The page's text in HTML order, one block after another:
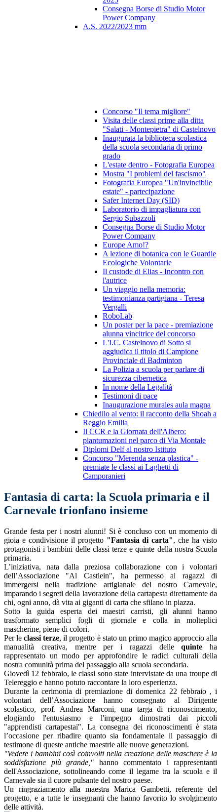
Consegna Borse di Studio Motor
Power Company
A.S. 2022/2023 mm
Concorso "Il tema migliore"
Visita delle classi prime alla ditta
"Salati - Montepietra" di Castelnovo
Inaugurata la biblioteca scolastica
della scuola secondaria di primo
grado
L'estate dentro - Fotografia Europea
Mostra "I problemi del fascismo"
Fotografia Europea "Un'invincibile
estate" - partecipazione
Safer Internet Day (SID)
Laboratorio di impagliatura con
Sergio Subazzoli
Consegna Borse di Studio Motor
Power Company
Europe Amo!?
A lezione di botanica con le Guardie
Ecologiche Volontarie
Il custode di Elias - Incontro con
l'autrice
Un viaggio nella memoria:
testimonianza partigiana - Teresa
Vergalli
RoboLab
Un poster per la pace - premiazione
alunna vincitrice del concorso
L'I.C. Castelnovo di Sotto si
aggiudica il titolo di Campione
Provinciale di Badminton
La Polizia a scuola per parlare di
sicurezza cibernetica
In nome della Legalità
Testimoni di pace
Inaugurazione murales aula magna
Chiedilo al vento: il racconto della Shoah a
Reggio Emilia
Il CCR e la Giornata dell'Albero:
piantumazioni nel parco di Via Montale
Diplomi Delf al nostro Istituto
Concorso "Merenda senza plastica" -
premiate le classi ai Laghetti di
Camporanieri
Fantasia di carta: la Scuola primaria e il
Carnevale trionfano insieme
Grande festa per i nostri alunni! Si è concluso con un momento di
gioia e condivisione il progetto "Fantasia di carta", che ha visto
protagonisti i bambini delle classi terze e quinte della nostra Scuola
primaria.
L’iniziativa, nata dalla preziosa collaborazione con i volontari
dell’Associazione "Al Castlein", ha permesso ai ragazzi di
immergersi nella tradizione artigianale del nostro
Carnevale,
imparando i segreti della lavorazione della cartapesta direttamente da
chi, ogni anno, dà vita ai giganti di carta che sfilano in piazza.
Sotto la guida esperta dei maestri carristi, gli alunni hanno
trasformato semplici fogli di giornale e colla in molteplici
mascherine, piene di colori.
Per le classi terze, il progetto è stato un primo magico approccio alla
manualità creativa, mentre per i ragazzi delle
quinte
ha
rappresentato un modo per approfondire le radici culturali della
nostra comunità prima del passaggio alla scuola secondaria.
Giovedì 12 febbraio, le classi sono state intervistate da una troupe di
Telereggio e hanno potuto raccontare la loro esperienza.
Durante la cerimonia di premiazione di domenica 22 febbraio , i
volontari dell’Associazione hanno consegnato al Dirigente
scolastico, prof. Andrea Marconi, una targa di riconoscimento,
elogiando l'entusiasmo e l'impegno dimostrati dai piccoli
"apprendisti cartapestai". La consegna dei riconoscimenti è stata
l’occasione per ribadire quanto sia fondamentale il passaggio di
testimone di queste antiche maestrie alle nuove generazioni.
"Vedere i bambini così coinvolti nella creazione delle maschere è la
soddisfazione più grande,"
hanno commentato i rappresentanti
dell'Associazione, sottolineando come il legame tra la scuola e il
Carnevale sia il cuore pulsante del nostro paese.
Un ringraziamento alla maestra Marica Gambetti, referente del
progetto, e a tutte le insegnanti che hanno favorito lo svolgimento
delle attività.